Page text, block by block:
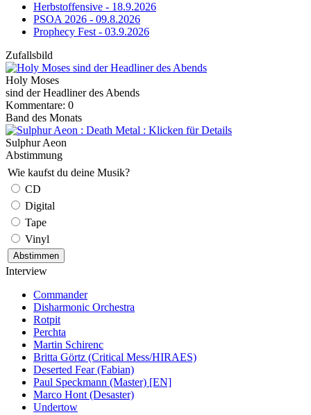
Herbstoffensive - 18.9.2026
PSOA 2026 - 09.8.2026
Prophecy Fest - 03.9.2026
Zufallsbild
Holy Moses
sind der Headliner des Abends
Kommentare: 0
Band des Monats
Sulphur Aeon
Abstimmung
Wie kaufst du deine Musik?
CD
Digital
Tape
Vinyl
Interview
Commander
Disharmonic Orchestra
Rotpit
Perchta
Martin Schirenc
Britta Görtz (Critical Mess/HIRAES)
Deserted Fear (Fabian)
Paul Speckmann (Master) [EN]
Marco Hont (Desaster)
Undertow